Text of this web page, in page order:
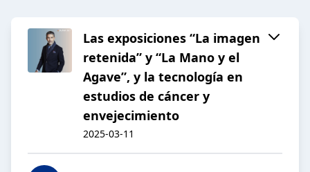
Las exposiciones “La imagen
retenida” y “La Mano y el
Agave”, y la tecnología en
estudios de cáncer y
envejecimiento
2025-03-11